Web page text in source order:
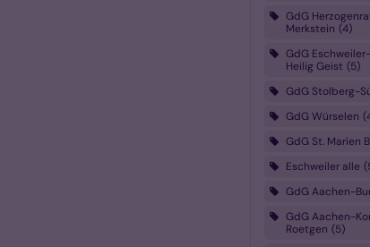
GdG
Merkstein 4
GdG
Heilig Geist 5
GdG Stolberg-
GdG Würselen
GdG St. Marien
Eschweiler alle
GdG Aachen-
GdG Aachen-
Roetgen 5